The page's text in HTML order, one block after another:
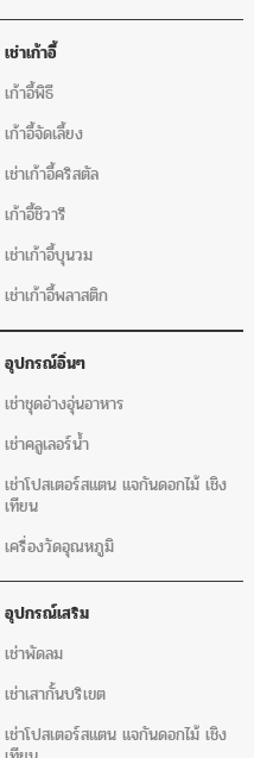
เช่าเก้าอี้
เก้าอี้พิธี
เก้าอี้จัดเลี้ยง
เช่าเก้าอี้คริสตัล
เก้าอี้ชิวารี
เช่าเก้าอี้บุนวม
เช่าเก้าอี้พลาสติก
อุปกรณ์อิ่นๆ
เช่าชุดอ่างอุ่นอาหาร
เช่าคลูเลอร์น้ำ
เช่าโปสเตอร์สแตน แจกันดอกไม้ เชิง
เทียน
เครื่องวัดอุณหภูมิ
อุปกรณ์เสริม
เช่าพัดลม
เช่าเสากั้นบริเขต
เช่าโปสเตอร์สแตน แจกันดอกไม้ เชิง